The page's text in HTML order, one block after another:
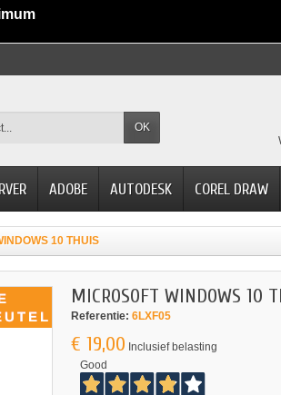
OK
ADOBE AUTODESK COREL DRAW
10 THUIS
MICROSOFT WINDOWS 10
Referentie: 6LXF05
€ 19,00 Inclusief belasting
Good